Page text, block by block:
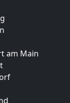
am Main